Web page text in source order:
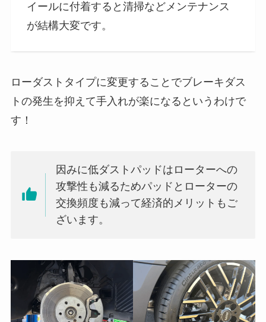
イールに付着すると清掃などメンテナンス
が結構大変です。
ローダストタイプに変更することでブレーキダス
トの発生を抑えて手入れが楽になるというわけで
す！
因みに低ダストパッドはローターへの
攻撃性も減るためパッドとローターの
交換頻度も減って経済的メリットもご
ざいます。